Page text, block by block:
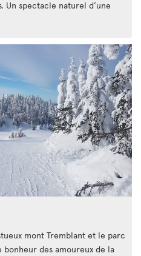
Un spectacle naturel d’une
mont Tremblant et le parc
des amoureux de la